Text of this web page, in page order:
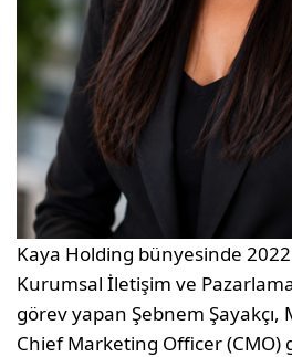
Kaya Holding bünyesinde 2022
Kurumsal İletişim ve
görev yapan Şebnem Şayakçı,
Chief Marketing Officer (CMO)